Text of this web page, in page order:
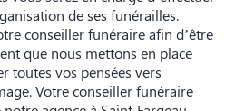
de ses funérailles.
conseiller funéraire afin d’être
que nous mettons en place
toutes vos pensées vers
Votre conseiller funéraire